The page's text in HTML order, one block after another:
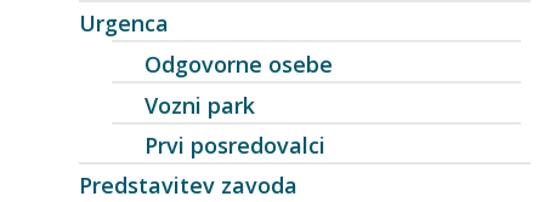
Urgenca
Odgovorne osebe
Vozni park
Prvi posredovalci
Predstavitev zavoda